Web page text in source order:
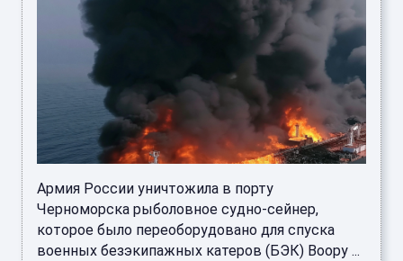
Армия России уничтожила в порту
Черноморска рыболовное судно-сейнер,
которое было переоборудовано для спуска
военных безэкипажных катеров (БЭК) Воору ...